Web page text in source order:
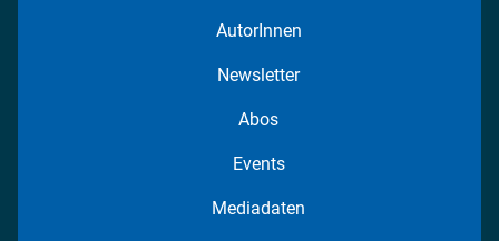
AutorInnen
Newsletter
Abos
Events
Mediadaten